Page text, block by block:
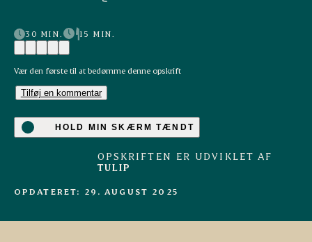
30 MIN. 15 MIN.
Vær den første til at bedømme denne opskrift
Tilføj en kommentar
HOLD MIN SKÆRM TÆNDT
OPSKRIFTEN ER UDVIKLET AF
TULIP
OPDATERET: 29. AUGUST 2025